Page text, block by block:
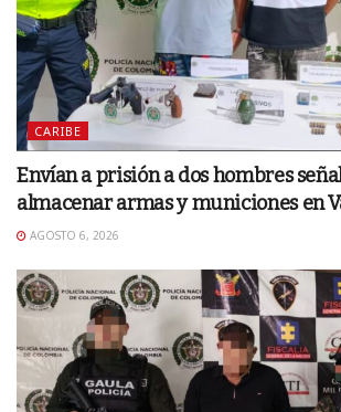
CARIBE
Envían a prisión a dos hombres
almacenar armas y municiones en
AGOSTO 6, 2026